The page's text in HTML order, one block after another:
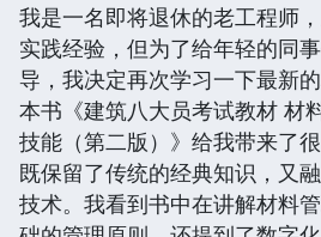
我是一名即将退休的老工程师
实践经验，但为了给年轻的同
导，我决定再次学习一下最新
本书《建筑八大员考试教材 材
技能（第二版）》给我带来了
既保留了传统的经典知识，又
技术。我看到书中在讲解材料